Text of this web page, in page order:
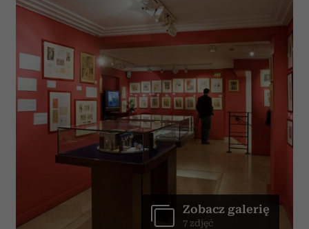
Zobacz galerię
7 zdjęć